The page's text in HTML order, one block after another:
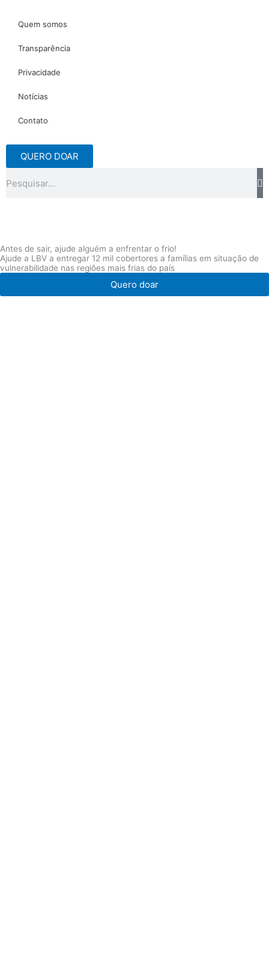
Quem somos
Transparência
Privacidade
Notícias
Contato
QUERO DOAR
Antes de sair, ajude alguém a enfrentar o frio!
Ajude a LBV a entregar 12 mil cobertores a famílias em situação de
vulnerabilidade nas regiões mais frias do país
Quero doar